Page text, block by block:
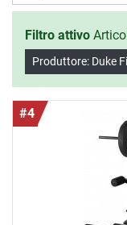
Filtro attivo
Produttore: Duke
#4